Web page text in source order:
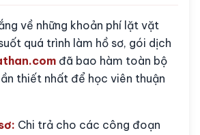
về những khoản phí lặt vặt
quá trình làm hồ sơ, gói dịch
đã bao hàm toàn bộ
thiết nhất để học viên thuận
Chi trả cho các công đoạn